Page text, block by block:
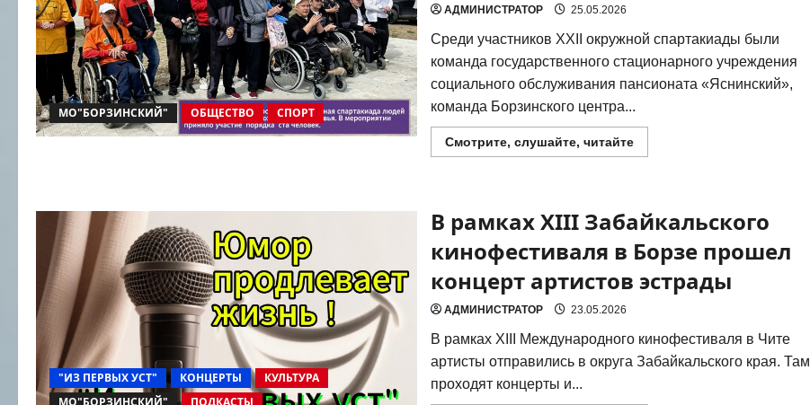
МО"БОРЗИНСКИЙ" ОБЩЕСТВО СПОРТ
АДМИНИСТРАТОР 25.05.2026
Сре­ди участ­ни­ков XXII окруж­ной спар­та­ки­а­ды были
коман­да госу­дар­ствен­но­го ста­ци­о­нар­но­го учре­жде­ния
соци­аль­но­го обслу­жи­ва­ния пан­си­о­на­та «Яснин­ский»,
коман­да Бор­зин­ско­го цен­тра...
Смотрите, слушайте, читайтеПрочитать
больше
итоги
соревнований
для
людей
особенностями
здоровья
"ИЗ ПЕРВЫХ УСТ" КОНЦЕРТЫ
КУЛЬТУРА
МО"БОРЗИНСКИЙ"
ПОДКАСТЫ
В рамках XIII Забайкальского
кинофестиваля в Борзе прошел
концерт артистов эстрады
АДМИНИСТРАТОР 23.05.2026
В рам­ках XIII Меж­ду­на­род­но­го кино­фе­сти­ва­ля в Чите
арти­сты отпра­ви­лись в окру­га Забай­каль­ско­го края. Там
про­хо­дят кон­цер­ты и...